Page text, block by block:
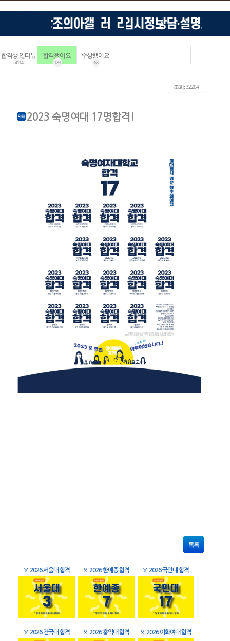
합격생 인터뷰
4114
합격했어요
183
수상했어요
68
ㆍ조회: 32204
2023 숙명여대 17명합격!
목록
🏅 2026 서울대 합격 🏅 2026 한예종 합격 🏅 2026 국민대 합격
🏅 2026 건국대 합격 🏅 2026 홍익대 합격 🏅 2026 이화여대 합격